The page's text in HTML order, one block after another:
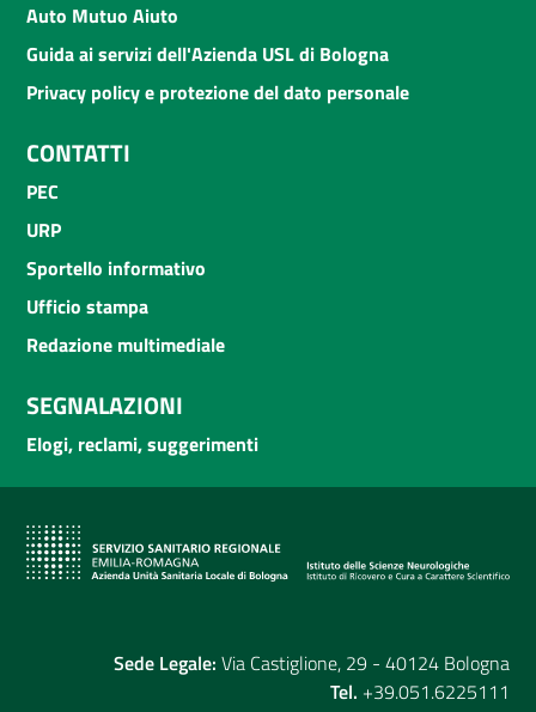
Auto Mutuo Aiuto
Guida ai servizi dell'Azienda USL di Bologna
Privacy policy e protezione del dato personale
CONTATTI
PEC
URP
Sportello informativo
Ufficio stampa
Redazione multimediale
SEGNALAZIONI
Elogi, reclami, suggerimenti
Sede Legale: Via Castiglione, 29 - 40124 Bologna
Tel. +39.051.6225111